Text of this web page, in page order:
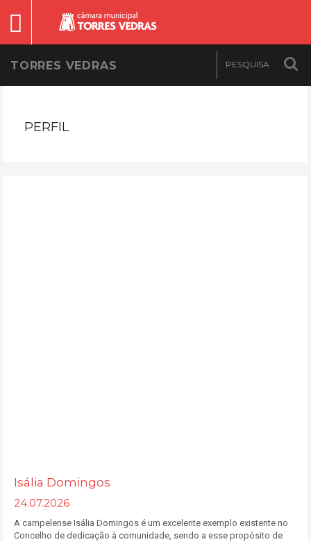
TORRES VEDRAS
PERFIL
Isália Domingos
24.07.2026
A campelense Isália Domingos é um excelente exemplo existente no
Concelho de dedicação à comunidade, sendo a esse propósito de